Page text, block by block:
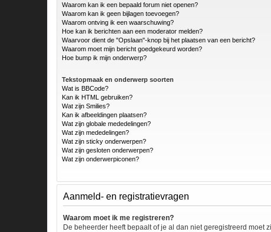
Waarom kan ik een bepaald forum niet openen?
Waarom kan ik geen bijlagen toevoegen?
Waarom ontving ik een waarschuwing?
Hoe kan ik berichten aan een moderator melden?
Waarvoor dient de "Opslaan"-knop bij het plaatsen van een bericht?
Waarom moet mijn bericht goedgekeurd worden?
Hoe bump ik mijn onderwerp?
Tekstopmaak en onderwerp soorten
Wat is BBCode?
Kan ik HTML gebruiken?
Wat zijn Smilies?
Kan ik afbeeldingen plaatsen?
Wat zijn globale mededelingen?
Wat zijn mededelingen?
Wat zijn sticky onderwerpen?
Wat zijn gesloten onderwerpen?
Wat zijn onderwerpiconen?
Aanmeld- en registratievragen
Waarom moet ik me registreren?
De beheerder heeft bepaalt of je al dan niet geregistreerd